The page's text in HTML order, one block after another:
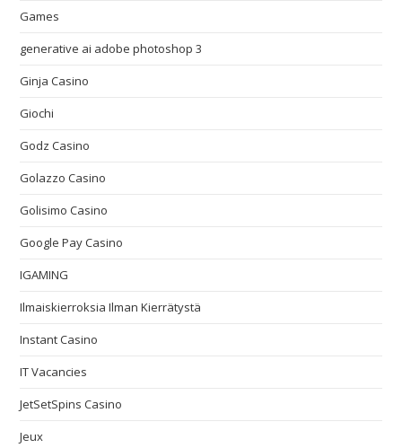
Games
generative ai adobe photoshop 3
Ginja Casino
Giochi
Godz Casino
Golazzo Casino
Golisimo Casino
Google Pay Casino
IGAMING
Ilmaiskierroksia Ilman Kierrätystä
Instant Casino
IT Vacancies
JetSetSpins Casino
Jeux